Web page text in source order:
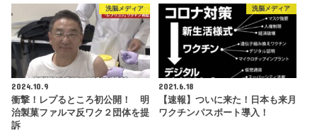
洗脳メディア
2024.10.9
衝撃！レプるところ初公開！ 明
治製菓ファルマ反ワク２団体を提
訴
洗脳メディア
2021.6.18
【速報】ついに来た！日本も来月
ワクチンパスポート導入！